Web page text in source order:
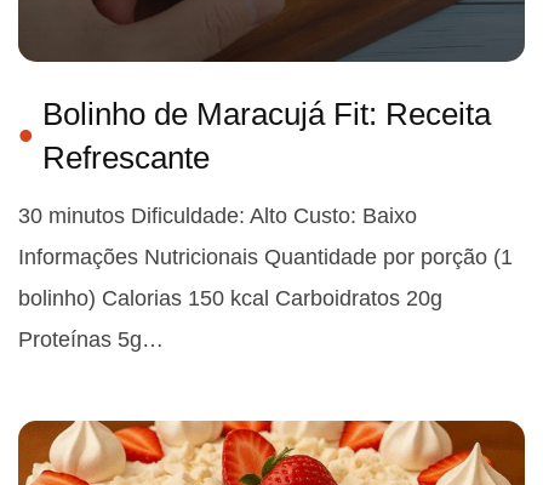
Bolinho de Maracujá Fit: Receita
Refrescante
30 minutos Dificuldade: Alto Custo: Baixo
Informações Nutricionais Quantidade por porção (1
bolinho) Calorias 150 kcal Carboidratos 20g
Proteínas 5g…